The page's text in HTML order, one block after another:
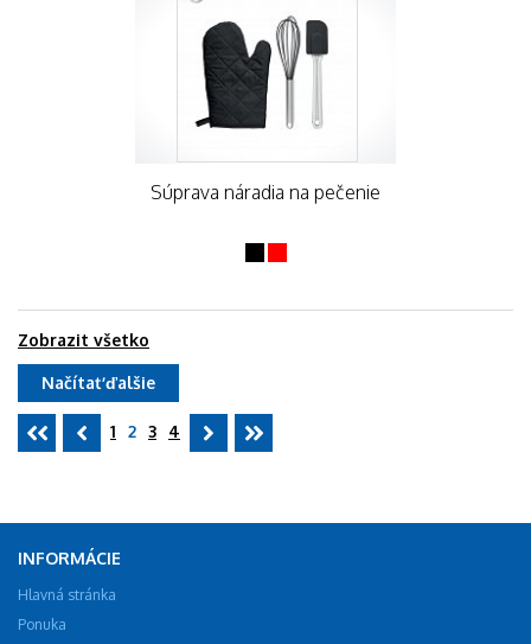
Súprava náradia na pečenie
Zobrazit všetko
Načítať ďalšie
1 2 3 4
INFORMÁCIE
Hlavná stránka
Ponuka